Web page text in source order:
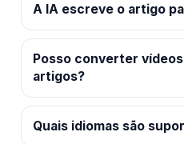
A IA escreve o artigo
Posso converter
artigos?
Quais idiomas são